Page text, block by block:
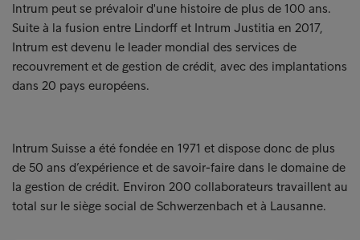
Intrum peut se prévaloir d'une histoire de plus de 100 ans.
Suite à la fusion entre Lindorff et Intrum Justitia en 2017,
Intrum est devenu le leader mondial des services de
recouvrement et de gestion de crédit, avec des implantations
dans 20 pays européens.
Intrum Suisse a été fondée en 1971 et dispose donc de plus
de 50 ans d’expérience et de savoir-faire dans le domaine de
la gestion de crédit. Environ 200 collaborateurs travaillent au
total sur le siège social de Schwerzenbach et à Lausanne.